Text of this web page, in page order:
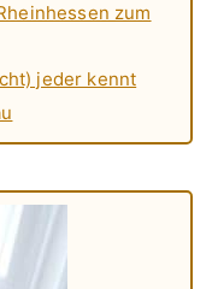
zum
jeder kennt